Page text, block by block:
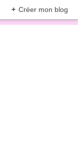
+ Créer mon blog